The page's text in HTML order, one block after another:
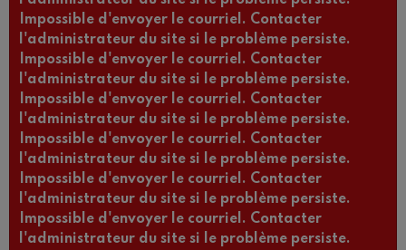
Impossible d'envoyer le courriel. Contacter
l'administrateur du site si le problème persiste.
Impossible d'envoyer le courriel. Contacter
l'administrateur du site si le problème persiste.
Impossible d'envoyer le courriel. Contacter
l'administrateur du site si le problème persiste.
Impossible d'envoyer le courriel. Contacter
l'administrateur du site si le problème persiste.
Impossible d'envoyer le courriel. Contacter
l'administrateur du site si le problème persiste.
Impossible d'envoyer le courriel. Contacter
l'administrateur du site si le problème persiste.